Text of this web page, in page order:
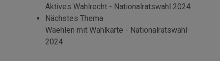
Aktives Wahlrecht - Nationalratswahl 2024
Nächstes Thema
Waehlen mit Wahlkarte - Nationalratswahl
2024